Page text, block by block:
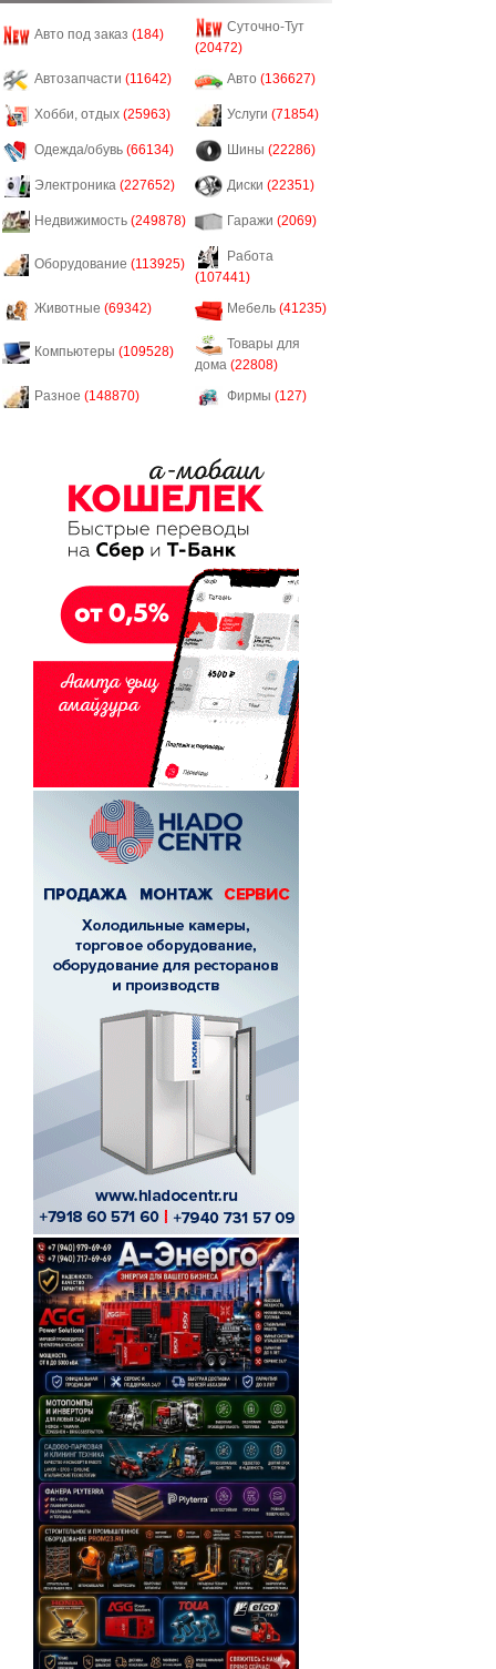
Авто под заказ (184)
Суточно-Тут
(20472)
Автозапчасти (11642) Авто (136627)
Хобби, отдых (25963) Услуги (71854)
Одежда/обувь (66134) Шины (22286)
Электроника (227652) Диски (22351)
Недвижимость (249878) Гаражи (2069)
Оборудование (113925)
Работа
(107441)
Животные (69342) Мебель (41235)
Компьютеры (109528)
Товары для
дома (22808)
Разное (148870) Фирмы (127)